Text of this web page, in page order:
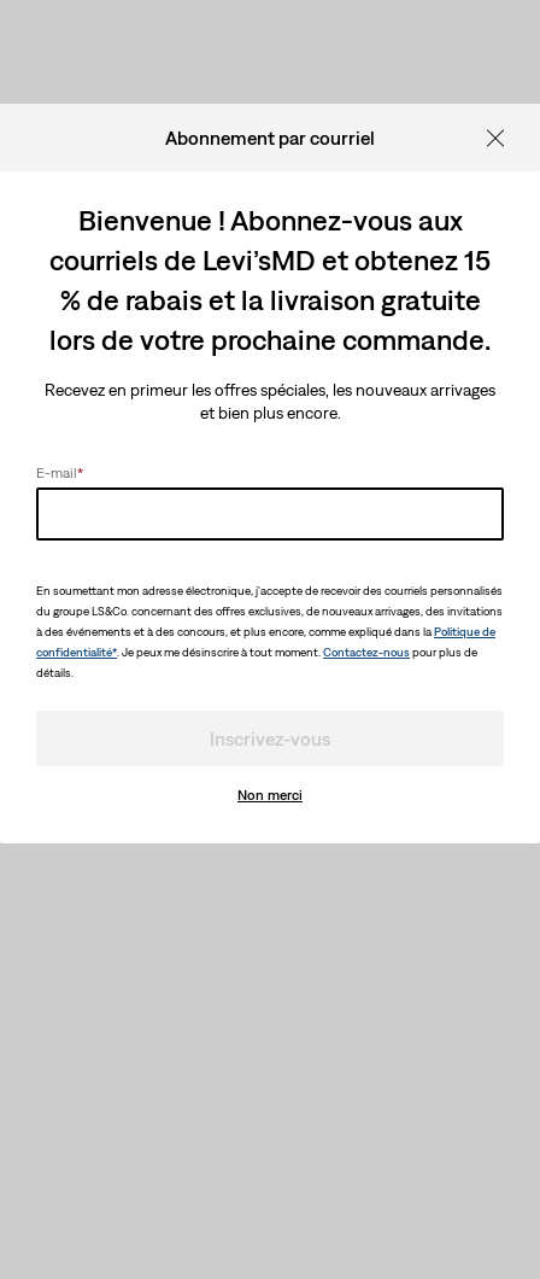
Abonnement par courriel
Bienvenue ! Abonnez-vous aux
courriels de Levi’sMD et obtenez 15
% de rabais et la livraison gratuite
lors de votre prochaine commande.
Recevez en primeur les offres spéciales, les nouveaux arrivages
et bien plus encore.
E-mail*
En soumettant mon adresse électronique, j'accepte de recevoir des courriels personnalisés
du groupe LS&Co. concernant des offres exclusives, de nouveaux arrivages, des invitations
à des événements et à des concours, et plus encore, comme expliqué dans laPolitique de
confidentialité* . Je peux me désinscrire à tout moment. Contactez-nouspour plus de
détails.
Inscrivez-vous
Non merci